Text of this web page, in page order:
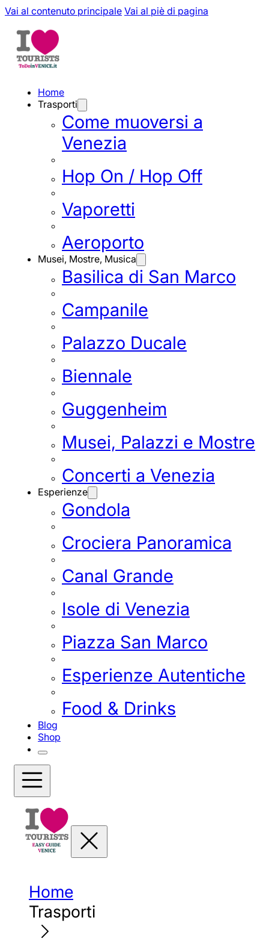
Vai al contenuto principale Vai al piè di pagina
Home
Trasporti
Come muoversi a
Venezia
Hop On / Hop Off
Vaporetti
Aeroporto
Musei, Mostre, Musica
Basilica di San Marco
Campanile
Palazzo Ducale
Biennale
Guggenheim
Musei, Palazzi e Mostre
Concerti a Venezia
Esperienze
Gondola
Crociera Panoramica
Canal Grande
Isole di Venezia
Piazza San Marco
Esperienze Autentiche
Food & Drinks
Blog
Shop
Home
Trasporti